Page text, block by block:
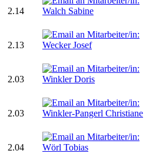
2.14
2.13
2.03
2.03
2.04